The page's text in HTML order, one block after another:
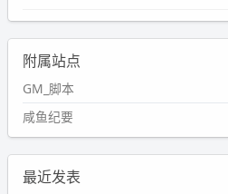
附属站点
GM_脚本
咸鱼纪要
最近发表